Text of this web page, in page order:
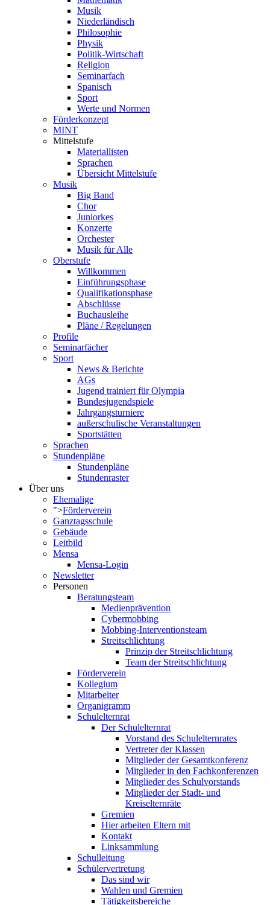
Musik
Niederländisch
Philosophie
Physik
Politik-Wirtschaft
Religion
Seminarfach
Spanisch
Sport
Werte und Normen
Förderkonzept
MINT
Mittelstufe
Materiallisten
Sprachen
Übersicht Mittelstufe
Musik
Big Band
Chor
Juniorkes
Konzerte
Orchester
Musik für Alle
Oberstufe
Willkommen
Einführungsphase
Qualifikationsphase
Abschlüsse
Buchausleihe
Pläne / Regelungen
Profile
Seminarfächer
Sport
News & Berichte
AGs
Jugend trainiert für Olympia
Bundesjugendspiele
Jahrgangsturniere
außerschulische Veranstaltungen
Sportstätten
Sprachen
Stundenpläne
Stundenpläne
Stundenraster
Über uns
Ehemalige
">Förderverein
Ganztagsschule
Gebäude
Leitbild
Mensa
Mensa-Login
Newsletter
Personen
Beratungsteam
Medienprävention
Cybermobbing
Mobbing-Interventionsteam
Streitschlichtung
Prinzip der Streitschlichtung
Team der Streitschlichtung
Förderverein
Kollegium
Mitarbeiter
Organigramm
Schulelternrat
Der Schulelternrat
Vorstand des Schulelternrates
Vertreter der Klassen
Mitglieder der Gesamtkonferenz
Mitglieder in den Fachkonferenzen
Mitglieder des Schulvorstands
Mitglieder der Stadt- und
Kreiselternräte
Gremien
Hier arbeiten Eltern mit
Kontakt
Linksammlung
Schulleitung
Schülervertretung
Das sind wir
Wahlen und Gremien
Tätigkeitsbereiche